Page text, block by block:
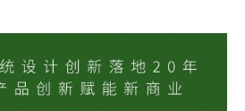
功案例
系凸凹